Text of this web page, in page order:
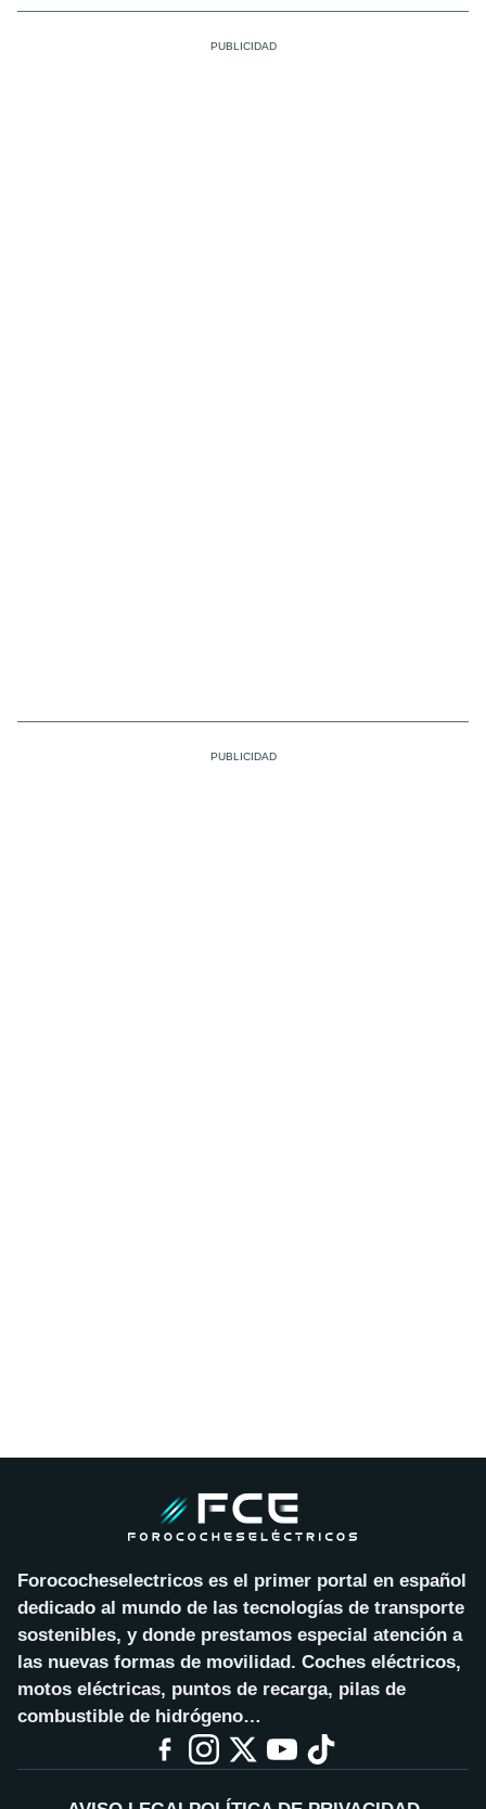
Forococheselectricos es el primer portal en español
dedicado al mundo de las tecnologías de transporte
sostenibles, y donde prestamos especial atención a
las nuevas formas de movilidad. Coches eléctricos,
motos eléctricas, puntos de recarga, pilas de
combustible de hidrógeno…